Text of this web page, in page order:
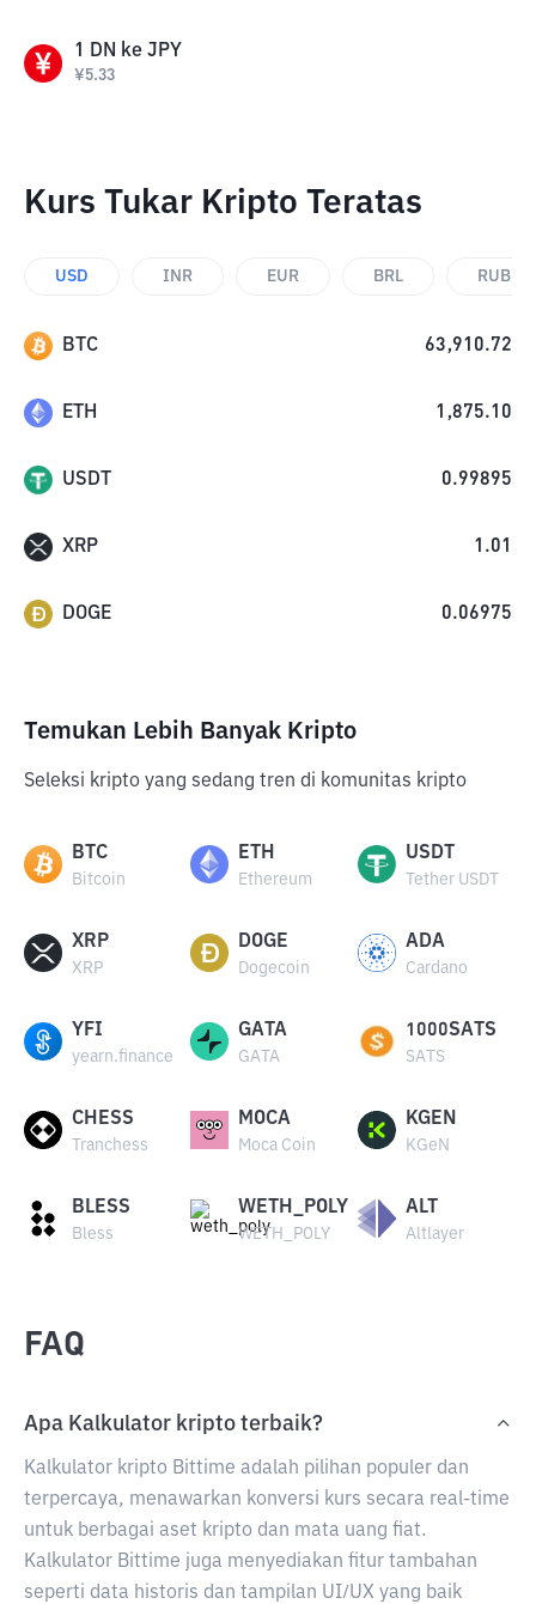
1 DN ke JPY
¥5.33
Kurs Tukar Kripto Teratas
USD INR EUR BRL RUB
BTC 63,910.72
ETH 1,875.10
USDT 0.99895
XRP 1.01
DOGE 0.06975
Temukan Lebih Banyak Kripto
Seleksi kripto yang sedang tren di komunitas kripto
BTC
Bitcoin
ETH
Ethereum
USDT
Tether USDT
XRP
XRP
DOGE
Dogecoin
ADA
Cardano
YFI
yearn.finance
GATA
GATA
1000SATS
SATS
CHESS
Tranchess
MOCA
Moca Coin
KGEN
KGeN
BLESS
Bless
WETH_POLY
WETH_POLY
ALT
Altlayer
FAQ
Apa Kalkulator kripto terbaik?
Kalkulator kripto Bittime adalah pilihan populer dan
terpercaya, menawarkan konversi kurs secara real-time
untuk berbagai aset kripto dan mata uang fiat.
Kalkulator Bittime juga menyediakan fitur tambahan
seperti data historis dan tampilan UI/UX yang baik